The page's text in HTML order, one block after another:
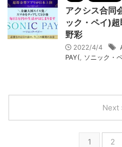
アクシス合同
ック・ペイ)
野彩
2022/4/4
PAY(
ソニック・
1 2
Next